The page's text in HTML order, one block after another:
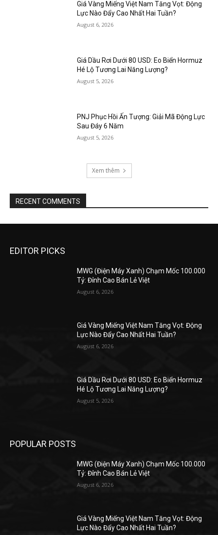
Giá Vàng Miếng Việt Nam Tăng Vọt: Động
Lực Nào Đẩy Cao Nhất Hai Tuần?
August 6, 2026
Giá Dầu Rơi Dưới 80 USD: Eo Biển Hormuz
Hé Lộ Tương Lai Năng Lượng?
August 5, 2026
PNJ Phục Hồi Ấn Tượng: Giải Mã Động Lực
Sau Đáy 6 Năm
August 5, 2026
Xem thêm
RECENT COMMENTS
EDITOR PICKS
MWG (Điện Máy Xanh) Chạm Mốc 100.000
Tỷ: Đỉnh Cao Bán Lẻ Việt
August 6, 2026
Giá Vàng Miếng Việt Nam Tăng Vọt: Động
Lực Nào Đẩy Cao Nhất Hai Tuần?
August 6, 2026
Giá Dầu Rơi Dưới 80 USD: Eo Biển Hormuz
Hé Lộ Tương Lai Năng Lượng?
August 5, 2026
POPULAR POSTS
MWG (Điện Máy Xanh) Chạm Mốc 100.000
Tỷ: Đỉnh Cao Bán Lẻ Việt
August 6, 2026
Giá Vàng Miếng Việt Nam Tăng Vọt: Động
Lực Nào Đẩy Cao Nhất Hai Tuần?